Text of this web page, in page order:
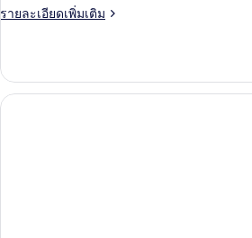
รายละเอียดเพิ่มเติม
ราย
เกี่ยว
กับ
ห้อง